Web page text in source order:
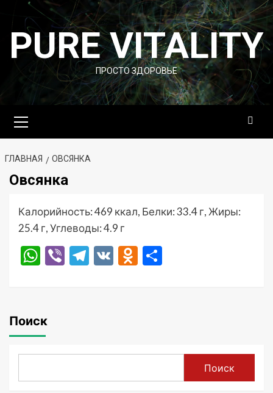
Перейти
содержимому
PURE VITALITY
ПРОСТО ЗДОРОВЬЕ
меню
ГЛАВНАЯ ОВСЯНКА
Овсянка
Калорийность: 469 ккал, Белки: 33.4 г, Жиры:
25.4 г, Углеводы: 4.9 г
WhatsApp
ViberTelegram
VK Odnoklassniki
Поиск
Поиск